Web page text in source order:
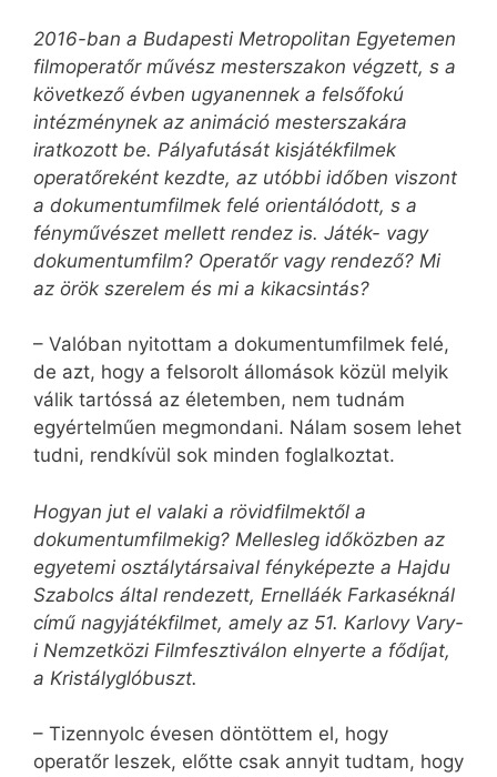
2016-ban a Budapesti Metropolitan Egyetemen
filmoperatőr művész mesterszakon végzett, s a
következő évben ugyanennek a felsőfokú
intézménynek az animáció mesterszakára
iratkozott be. Pályafutását kisjátékfilmek
operatőreként kezdte, az utóbbi időben viszont
a dokumentumfilmek felé orientálódott, s a
fényművészet mellett rendez is. Játék- vagy
dokumentumfilm? Operatőr vagy rendező? Mi
az örök szerelem és mi a kikacsintás?
– Valóban nyitottam a dokumentumfilmek felé,
de azt, hogy a felsorolt állomások közül melyik
válik tartóssá az életemben, nem tudnám
egyértelműen megmondani. Nálam sosem lehet
tudni, rendkívül sok minden foglalkoztat.
Hogyan jut el valaki a rövidfilmektől a
dokumentumfilmekig? Mellesleg időközben az
egyetemi osztálytársaival fényképezte a Hajdu
Szabolcs által rendezett, Ernelláék Farkaséknál
című nagyjátékfilmet, amely az 51. Karlovy Vary-
i Nemzetközi Filmfesztiválon elnyerte a fődíjat,
a Kristályglóbuszt.
– Tizennyolc évesen döntöttem el, hogy
operatőr leszek, előtte csak annyit tudtam, hogy